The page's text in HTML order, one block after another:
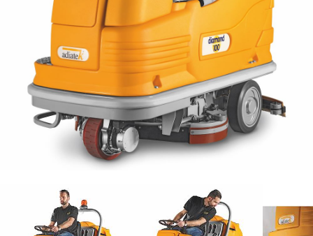
Telefono
Azienda
Oggetto *